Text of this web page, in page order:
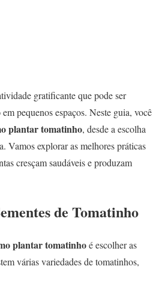
gratificante que pode ser
pequenos espaços. Neste guia, você
plantar tomatinho, desde a escolha
Vamos explorar as melhores práticas
cresçam saudáveis e produzam
de Tomatinho
plantar tomatinhoé escolher as
várias variedades de tomatinhos,